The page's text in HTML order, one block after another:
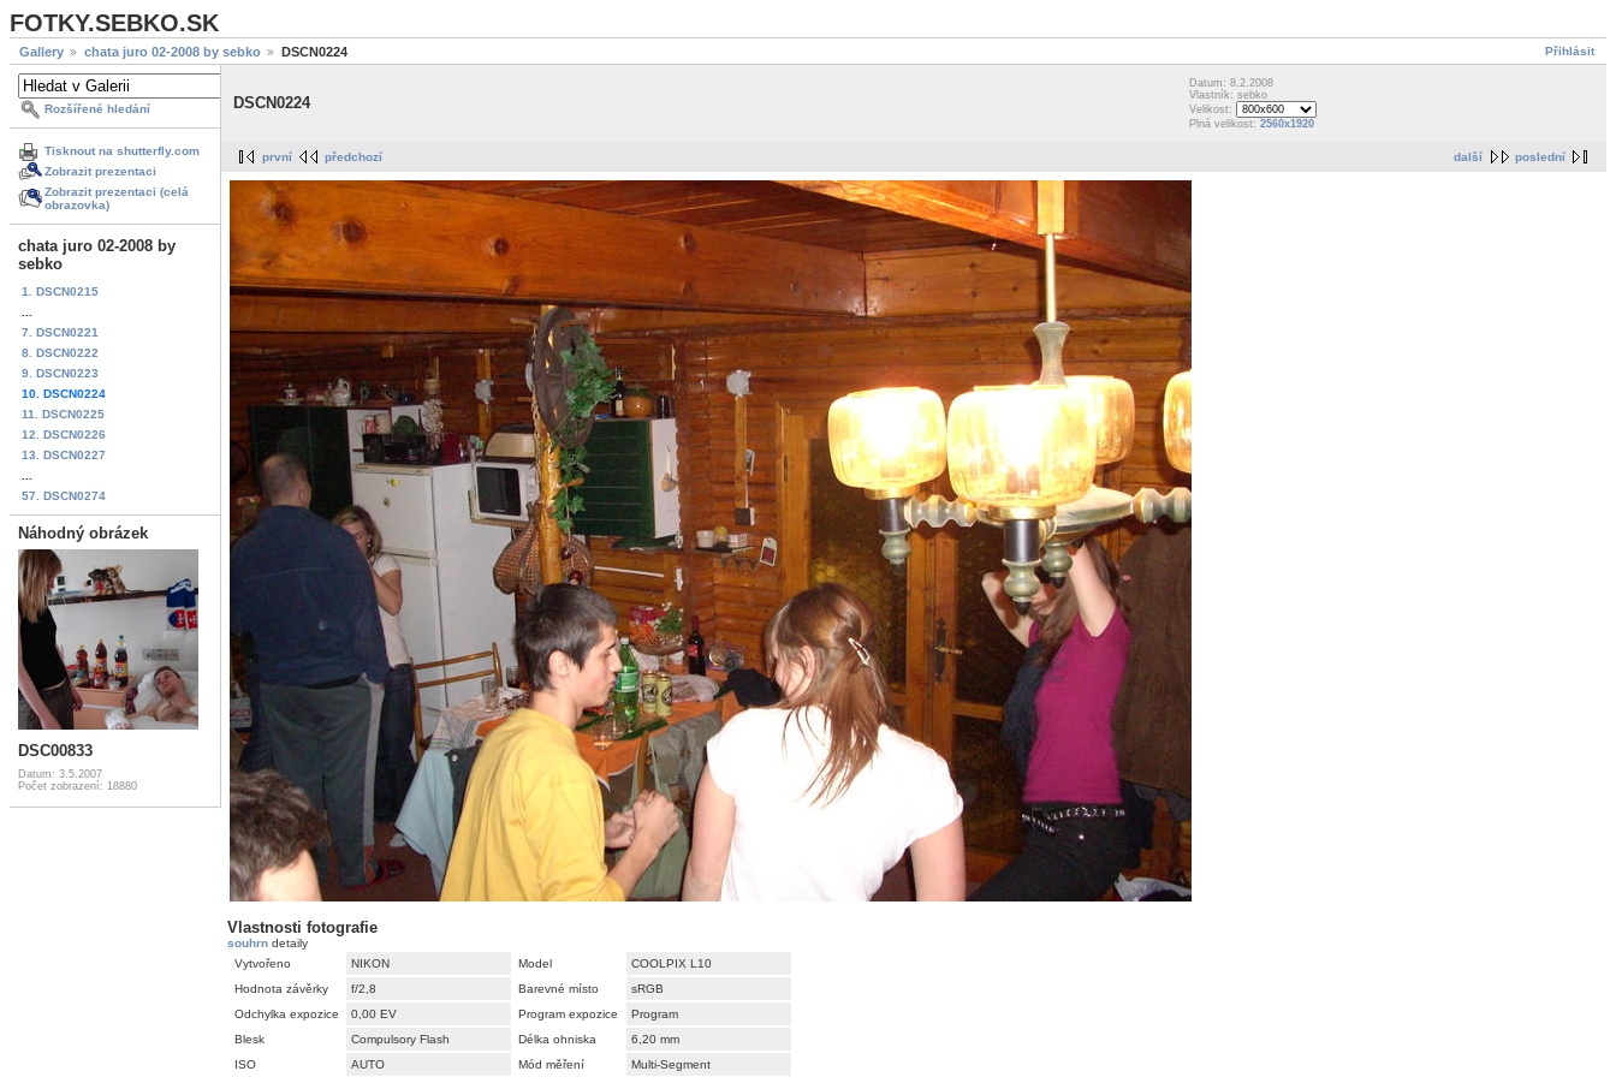
FOTKY.SEBKO.SK
Přihlásit
Gallery chata juro 02-2008 by sebko DSCN0224
Rozšířené hledání
Tisknout na shutterfly.com
Zobrazit prezentaci
Zobrazit prezentaci (celá
obrazovka)
chata juro 02-2008 by
sebko
1. DSCN0215
7. DSCN0221
8. DSCN0222
9. DSCN0223
10. DSCN0224
11. DSCN0225
12. DSCN0226
13. DSCN0227
57. DSCN0274
Náhodný obrázek
DSC00833
Datum: 3.5.2007
Počet zobrazení: 18880
DSCN0224
Datum: 8.2.2008
Vlastník: sebko
Velikost:
Plná velikost: 2560x1920
další poslední
první předchozí
Vlastnosti fotografie
souhrn detaily
Vytvořeno
NIKON Model
COOLPIX L10
Hodnota závěrky
f/2,8 Barevné místo
sRGB
Odchylka expozice
0,00 EV Program expozice
Program
Blesk
Compulsory Flash Délka ohniska
6,20 mm
ISO
AUTO Mód měření Multi-Segment